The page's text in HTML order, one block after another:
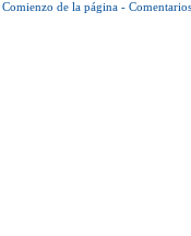
Comienzo de la página - Comentarios